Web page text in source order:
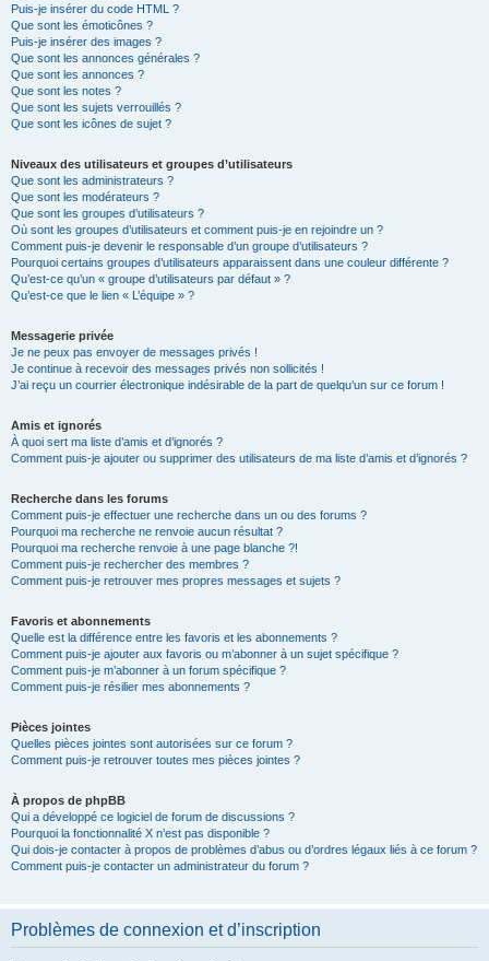
Puis-je insérer du code HTML ?
Que sont les émoticônes ?
Puis-je insérer des images ?
Que sont les annonces générales ?
Que sont les annonces ?
Que sont les notes ?
Que sont les sujets verrouillés ?
Que sont les icônes de sujet ?
Niveaux des utilisateurs et groupes d’utilisateurs
Que sont les administrateurs ?
Que sont les modérateurs ?
Que sont les groupes d’utilisateurs ?
Où sont les groupes d’utilisateurs et comment puis-je en rejoindre un ?
Comment puis-je devenir le responsable d’un groupe d’utilisateurs ?
Pourquoi certains groupes d’utilisateurs apparaissent dans une couleur différente ?
Qu’est-ce qu’un « groupe d’utilisateurs par défaut » ?
Qu’est-ce que le lien « L’équipe » ?
Messagerie privée
Je ne peux pas envoyer de messages privés !
Je continue à recevoir des messages privés non sollicités !
J’ai reçu un courrier électronique indésirable de la part de quelqu’un sur ce forum !
Amis et ignorés
À quoi sert ma liste d’amis et d’ignorés ?
Comment puis-je ajouter ou supprimer des utilisateurs de ma liste d’amis et d’ignorés ?
Recherche dans les forums
Comment puis-je effectuer une recherche dans un ou des forums ?
Pourquoi ma recherche ne renvoie aucun résultat ?
Pourquoi ma recherche renvoie à une page blanche ?!
Comment puis-je rechercher des membres ?
Comment puis-je retrouver mes propres messages et sujets ?
Favoris et abonnements
Quelle est la différence entre les favoris et les abonnements ?
Comment puis-je ajouter aux favoris ou m’abonner à un sujet spécifique ?
Comment puis-je m’abonner à un forum spécifique ?
Comment puis-je résilier mes abonnements ?
Pièces jointes
Quelles pièces jointes sont autorisées sur ce forum ?
Comment puis-je retrouver toutes mes pièces jointes ?
À propos de phpBB
Qui a développé ce logiciel de forum de discussions ?
Pourquoi la fonctionnalité X n’est pas disponible ?
Qui dois-je contacter à propos de problèmes d’abus ou d’ordres légaux liés à ce forum ?
Comment puis-je contacter un administrateur du forum ?
Problèmes de connexion et d’inscription